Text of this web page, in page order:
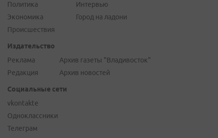
Политика
Экономика
Происшествия
Интервью
Город на ладони
Издательство
Реклама
Редакция
Архив газеты "Владивосток"
Архив новостей
Социальные сети
vkontakte
Одноклассники
Телеграм